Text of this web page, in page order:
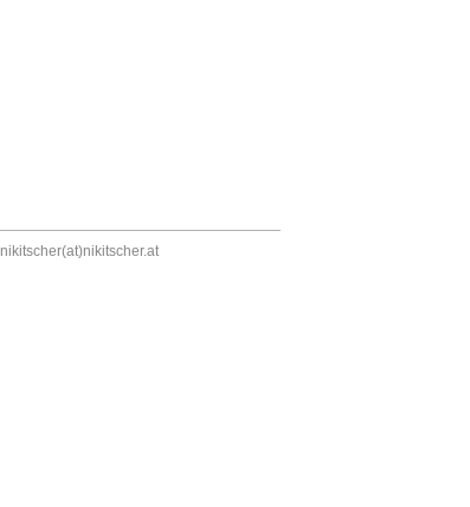
nikitscher(at)nikitscher.at